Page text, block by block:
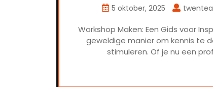
5 oktober, 2025
Workshop Maken: Een Gids voor
geweldige manier om kennis te
stimuleren. Of je nu een